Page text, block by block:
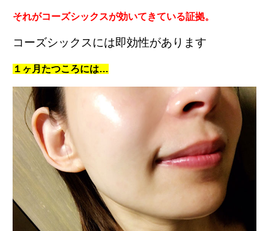
それがコーズシックスが効いてきている証拠。
コーズシックスには即効性があります
１ヶ月たつころには…